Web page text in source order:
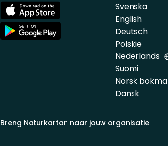
App
Store
App
Store
Svenska
English
Deutsch
Polskie
Nederlands
Suomi
Norsk
Dansk
Breng Naturkartan naar jouw organisatie